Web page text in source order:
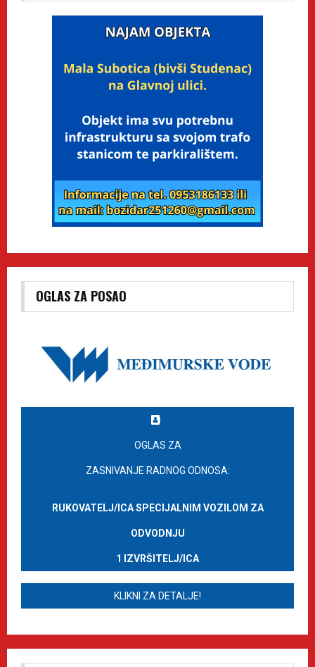
OGLAS ZA POSAO
OGLAS ZA
ZASNIVANJE RADNOG ODNOSA:
RUKOVATELJ/ICA SPECIJALNIM VOZILOM ZA
ODVODNJU
1 IZVRŠITELJ/ICA
KLIKNI ZA DETALJE!